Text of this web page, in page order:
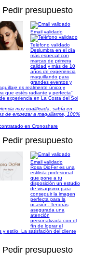
Pedir presupuesto
Email validado
Teléfono validado
Deslumbra en el día
más especial con
marcas de primera
calidad y más de 10
años de experiencia
maquillando para
grandes eventos y
es realmente único y
que estés radiante y perfecta"
experiencia en La Costa del Sol
muy cualificada, sabía en
de empezar a maquillarme, 100%
en Cronoshare
Pedir presupuesto
Email validado
Rosa DioFer es una
estilista profesional
que pone a tu
disposición un estudio
de visagismo para
conseguir la imagen
perfecta para la
ocasión. Tendrás
asegurada una
atención
personalizada con el
fín de lograr el
estilo. La satisfación del cliente
Pedir presupuesto